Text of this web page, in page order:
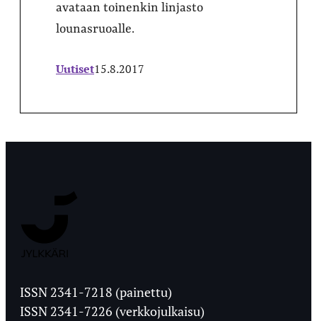
avataan toinenkin linjasto
lounasruoalle.
Uutiset15.8.2017
Ylioppilaslehti
ISSN 2341-7218 (painettu)
ISSN 2341-7226 (verkkojulkaisu)